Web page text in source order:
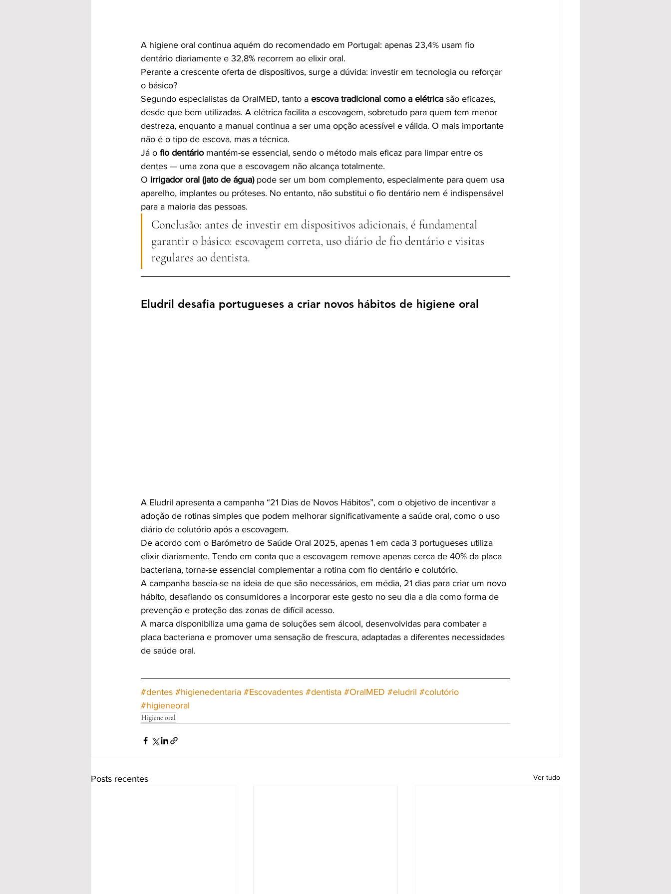
A higiene oral continua aquém do recomendado em Portugal: apenas 23,4% usam fio
dentário diariamente e 32,8% recorrem ao elixir oral.
Perante a crescente oferta de dispositivos, surge a dúvida: investir em tecnologia ou reforçar
o básico?
Segundo especialistas da OralMED, tanto a escova tradicional como a elétrica são eficazes,
desde que bem utilizadas. A elétrica facilita a escovagem, sobretudo para quem tem menor
destreza, enquanto a manual continua a ser uma opção acessível e válida. O mais importante
não é o tipo de escova, mas a técnica.
Já o fio dentário mantém-se essencial, sendo o método mais eficaz para limpar entre os
dentes — uma zona que a escovagem não alcança totalmente.
O irrigador oral (jato de água) pode ser um bom complemento, especialmente para quem usa
aparelho, implantes ou próteses. No entanto, não substitui o fio dentário nem é indispensável
para a maioria das pessoas.
Conclusão: antes de investir em dispositivos adicionais, é fundamental
garantir o básico: escovagem correta, uso diário de fio dentário e visitas
regulares ao dentista.
Eludril desafia portugueses a criar novos hábitos de higiene oral
A Eludril apresenta a campanha “21 Dias de Novos Hábitos”, com o objetivo de incentivar a
adoção de rotinas simples que podem melhorar significativamente a saúde oral, como o uso
diário de colutório após a escovagem.
De acordo com o Barómetro de Saúde Oral 2025, apenas 1 em cada 3 portugueses utiliza
elixir diariamente. Tendo em conta que a escovagem remove apenas cerca de 40% da placa
bacteriana, torna-se essencial complementar a rotina com fio dentário e colutório.
A campanha baseia-se na ideia de que são necessários, em média, 21 dias para criar um novo
hábito, desafiando os consumidores a incorporar este gesto no seu dia a dia como forma de
prevenção e proteção das zonas de difícil acesso.
A marca disponibiliza uma gama de soluções sem álcool, desenvolvidas para combater a
placa bacteriana e promover uma sensação de frescura, adaptadas a diferentes necessidades
de saúde oral.
#dentes #higienedentaria #Escovadentes #dentista #OralMED #eludril #colutório
#higieneoral
Higiene oral
Posts recentes Ver tudo